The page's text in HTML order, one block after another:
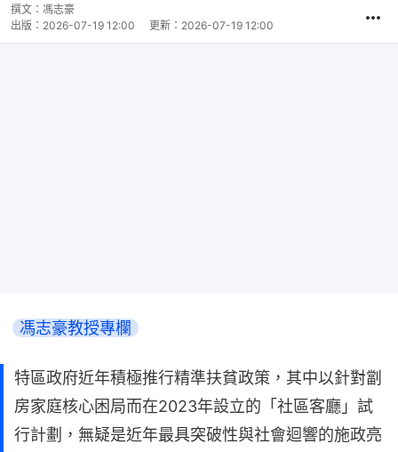
撰文： 馮志豪
出版： 2026-07-19 12:00 更新： 2026-07-19 12:00
馮志豪教授專欄
特區政府近年積極推行精準扶貧政策，其中以針對劏
房家庭核心困局而在2023年設立的「社區客廳」試
行計劃，無疑是近年最具突破性與社會迴響的施政亮